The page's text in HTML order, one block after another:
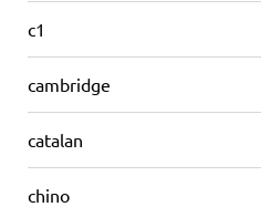
c1
cambridge
catalan
chino